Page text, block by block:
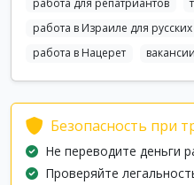
работа для репатриантов
работа в Израиле для русских
работа в Нацерет
Безопасность при
Не переводите деньги
Проверяйте